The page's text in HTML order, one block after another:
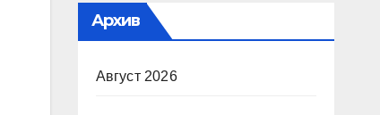
Архив
Август 2026